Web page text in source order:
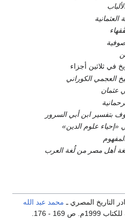
العثمانية
في ثلاثين أجزاء
العجمي الكوراني
عثمان
بتفسير ابن أبي السرور
«إحياء علوم الدين»
أهل مصر من لُغة العرب
التاريخ المصري ـ محمد عبد الله
ص 169 - 176.